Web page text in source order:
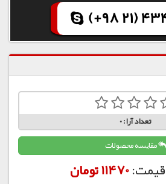
(+98 21)
تعداد آرا:0
مقایسه محصولات
11470 تومان